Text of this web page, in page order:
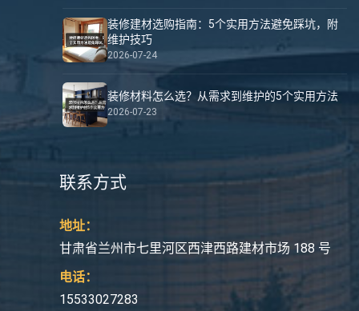
装修建材选购指南：5个实用方法避免踩坑，附
维护技巧
2026-07-24
装修材料怎么选？从需求到维护的5个实用方法
2026-07-23
联系方式
地址：
甘肃省兰州市七里河区西津西路建材市场 188 号
电话：
15533027283